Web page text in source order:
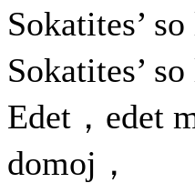
Sokatites’
Sokatites’
Edet，edet
domoj，